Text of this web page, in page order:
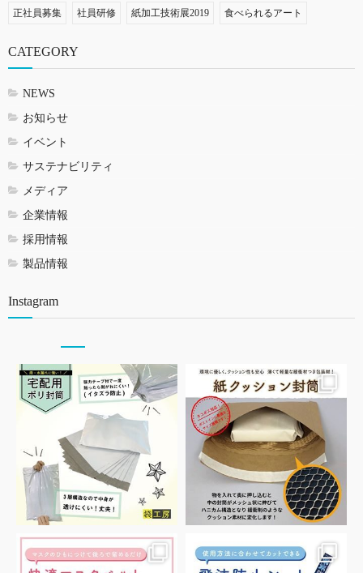
正社員募集 社員研修 紙加工技術展2019 食べられるアート
CATEGORY
NEWS
お知らせ
イベント
サステナビリティ
メディア
企業情報
採用情報
製品情報
Instagram